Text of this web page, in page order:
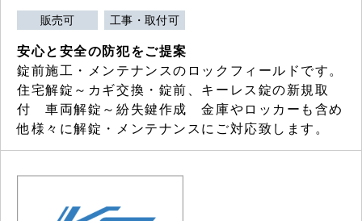
販売可 工事・取付可
安心と安全の防犯をご提案
錠前施工・メンテナンスのロックフィールドです。
住宅解錠～カギ交換・錠前、キーレス錠の新規取
付 車両解錠～紛失鍵作成 金庫やロッカーも含め
他様々に解錠・メンテナンスにご対応致します。